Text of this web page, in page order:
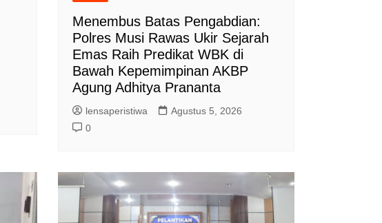
Menembus Batas Pengabdian:
Polres Musi Rawas Ukir Sejarah
Emas Raih Predikat WBK di
Bawah Kepemimpinan AKBP
Agung Adhitya Prananta
lensaperistiwa
Agustus 5, 2026
0